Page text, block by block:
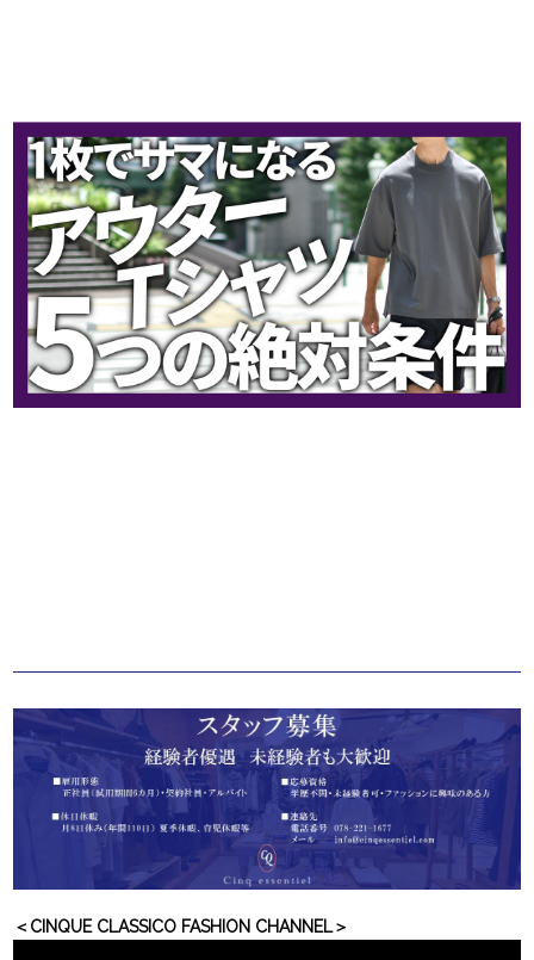
＜CINQUE CLASSICO FASHION CHANNEL＞